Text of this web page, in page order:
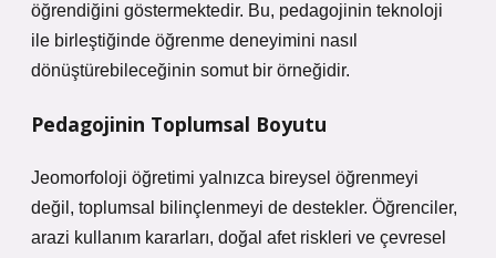
öğrendiğini göstermektedir. Bu, pedagojinin teknoloji
ile birleştiğinde öğrenme deneyimini nasıl
dönüştürebileceğinin somut bir örneğidir.
Pedagojinin Toplumsal Boyutu
Jeomorfoloji öğretimi yalnızca bireysel öğrenmeyi
değil, toplumsal bilinçlenmeyi de destekler. Öğrenciler,
arazi kullanım kararları, doğal afet riskleri ve çevresel